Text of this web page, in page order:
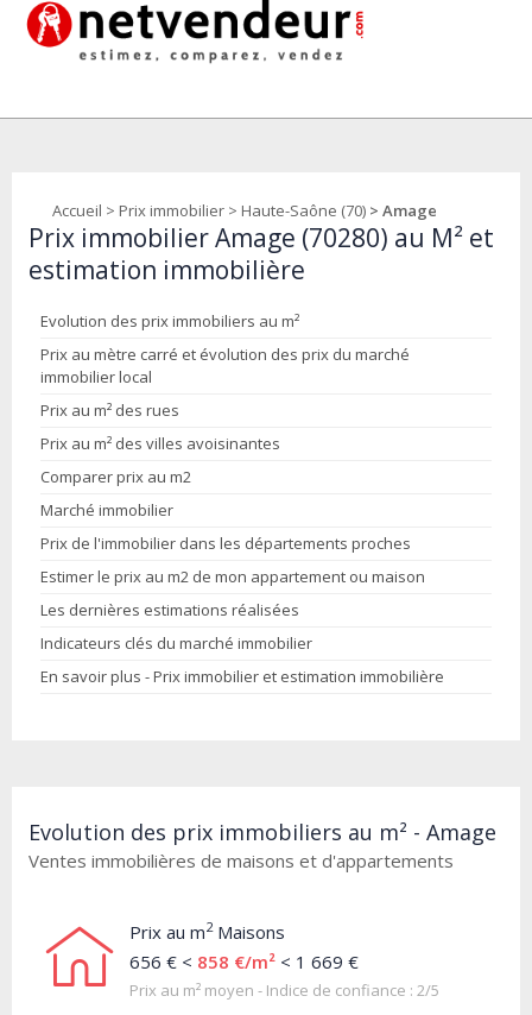
Accueil > Prix immobilier > Haute-Saône (70) > Amage
Prix immobilier Amage (70280) au M² et
estimation immobilière
Evolution des prix immobiliers au m²
Prix au mètre carré et évolution des prix du marché
immobilier local
Prix au m² des rues
Prix au m² des villes avoisinantes
Comparer prix au m2
Marché immobilier
Prix de l'immobilier dans les départements proches
Estimer le prix au m2 de mon appartement ou maison
Les dernières estimations réalisées
Indicateurs clés du marché immobilier
En savoir plus - Prix immobilier et estimation immobilière
Evolution des prix immobiliers au m² - Amage
Ventes immobilières de maisons et d'appartements
Prix au m2Maisons
656 € < 858 €/m² < 1 669 €
Prix au m² moyen - Indice de confiance : 2/5